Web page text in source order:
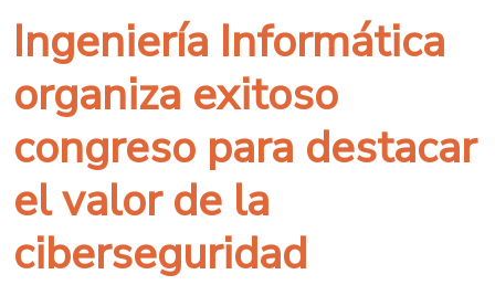
Ingeniería Informática
organiza exitoso
congreso para destacar
el valor de la
ciberseguridad